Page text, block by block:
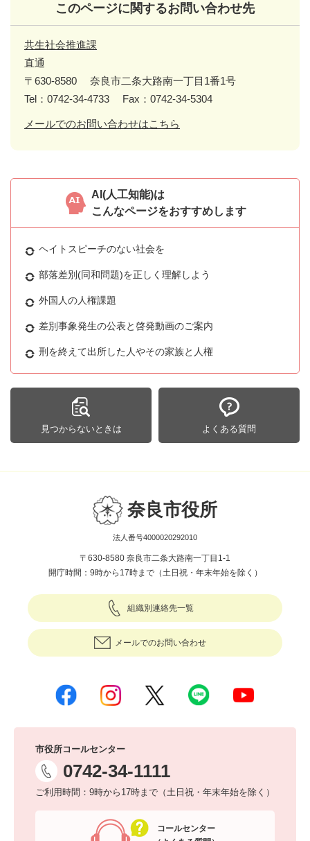
このページに関するお問い合わせ先
共生社会推進課
直通
〒630-8580
奈良市二条大路南一丁目1番1号
Tel：0742-34-4733
Fax：0742-34-5304
メールでのお問い合わせはこちら
AI(人工知能)は
こんなページをおすすめします
ヘイトスピーチのない社会を
部落差別(同和問題)を正しく理解しよう
外国人の人権課題
差別事象発生の公表と啓発動画のご案内
刑を終えて出所した人やその家族と人権
見つからないときは よくある質問
奈良市役所
法人番号4000020292010
〒630-8580 奈良市二条大路南一丁目1-1
開庁時間：9時から17時まで（土日祝・年末年始を除く）
組織別連絡先一覧
メールでのお問い合わせ
市役所コールセンター
0742-34-1111
ご利用時間：9時から17時まで（土日祝・年末年始を除く）
コールセンター